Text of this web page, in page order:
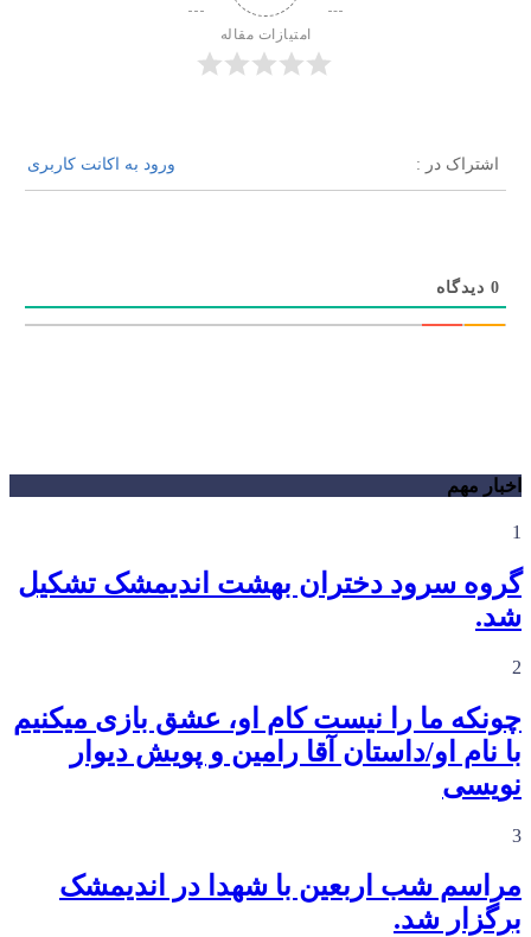
امتیازات مقاله
اشتراک در : ورود به اکانت کاربری
0دیدگاه
اخبار مهم
1
گروه سرود دختران بهشت اندیمشک تشکیل
شد.
2
چونکه ما را نیست کام او، عشق بازی میکنیم
با نام او/داستان آقا رامین و پویش دیوار
نویسی
3
مراسم شب اربعین با شهدا در اندیمشک
برگزار شد.